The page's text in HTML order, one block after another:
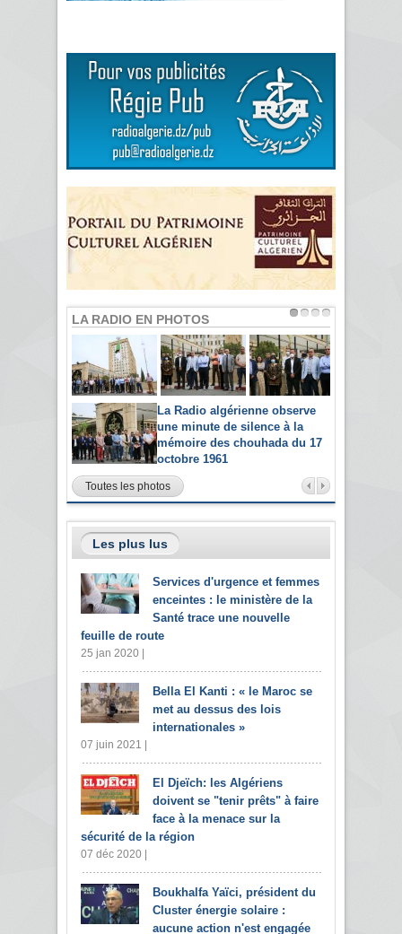
LA RADIO EN PHOTOS
La Radio algérienne observe
une minute de silence à la
mémoire des chouhada du 17
octobre 1961
Toutes les photos
Les plus lus
Services d'urgence et femmes
enceintes : le ministère de la
Santé trace une nouvelle
feuille de route
25 jan 2020 |
Bella El Kanti : « le Maroc se
met au dessus des lois
internationales »
07 juin 2021 |
El Djeïch: les Algériens
doivent se "tenir prêts" à faire
face à la menace sur la
sécurité de la région
07 déc 2020 |
Boukhalfa Yaïci, président du
Cluster énergie solaire :
aucune action n'est engagée